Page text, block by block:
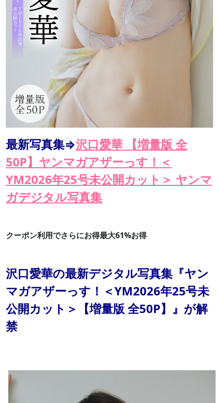
最新写真集⇒沢口愛華 【増量版 全
50P】ヤンマガアザーっす！＜
YM2026年25号未公開カット＞ ヤンマ
ガデジタル写真集
クーポン利用でさらにお得最大61%お得
沢口愛華の最新デジタル写真集『ヤン
マガアザーっす！＜YM2026年25号未
公開カット＞【増量版 全50P】』が解
禁